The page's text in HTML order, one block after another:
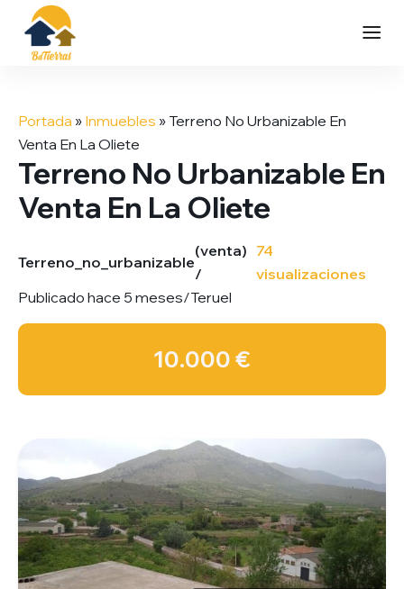
contenido
Portada » Inmuebles » Terreno No Urbanizable En
Venta En La Oliete
Terreno No Urbanizable En
Venta En La Oliete
Terreno_no_urbanizable
(venta)
/
74
visualizaciones
Publicado hace 5 meses/Teruel
10.000 €